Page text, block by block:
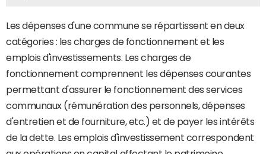
Les dépenses d'une commune se répartissent en deux
catégories : les charges de fonctionnement et les
emplois d'investissements. Les charges de
fonctionnement comprennent les dépenses courantes
permettant d'assurer le fonctionnement des services
communaux (rémunération des personnels, dépenses
d'entretien et de fourniture, etc.) et de payer les intérêts
de la dette. Les emplois d'investissement correspondent